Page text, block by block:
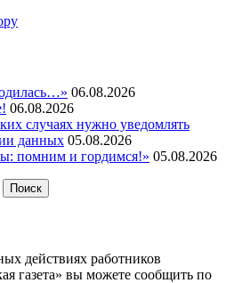
06.08.2026
06.08.2026
случаях нужно уведомлять
данных 05.08.2026
помним и гордимся!» 05.08.2026
действиях работников
газета» вы можете сообщить по